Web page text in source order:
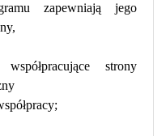
zapewniają jego
strony